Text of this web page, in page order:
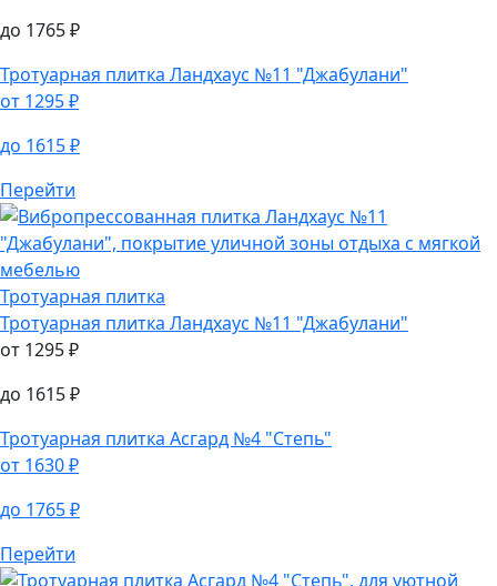
до 1765₽
Тротуарная плитка Ландхаус №11 "Джабулани"
от 1295₽
до 1615₽
Перейти
Тротуарная плитка
Тротуарная плитка Ландхаус №11 "Джабулани"
от 1295₽
до 1615₽
Тротуарная плитка Асгард №4 "Степь"
от 1630₽
до 1765₽
Перейти